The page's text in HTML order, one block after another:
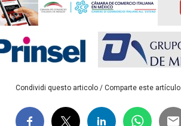
Condividi questo articolo / Comparte este artículo